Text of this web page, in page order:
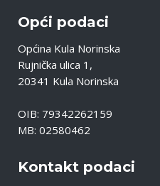
Opći podaci
Općina Kula Norinska
Rujnička ulica 1,
20341 Kula Norinska
OIB: 79342262159
MB: 02580462
Kontakt podaci